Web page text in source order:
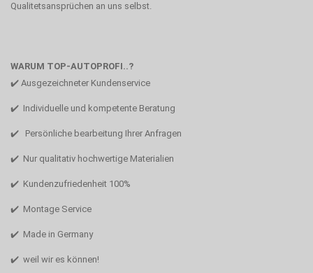
Qualitetsansprüchen an uns selbst.
WARUM TOP-AUTOPROFI..?
✔️ Ausgezeichneter Kundenservice
✔️ Individuelle und kompetente Beratung
✔️ Persönliche bearbeitung Ihrer Anfragen
✔️ Nur qualitativ hochwertige Materialien
✔️ Kundenzufriedenheit 100%
✔️ Montage Service
✔️ Made in Germany
✔️ weil wir es können!